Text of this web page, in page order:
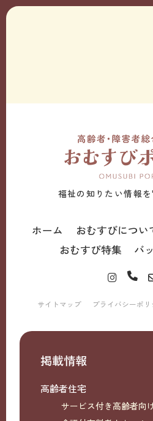
福祉の知りたい情報を
ホーム おむすびについ
おむすび特集
バ
サイトマップ プライバシーポリ
掲載情報
高齢者住宅
サービス付き高齢者向